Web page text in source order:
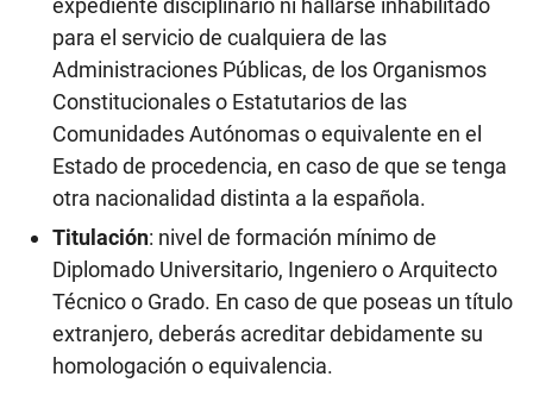
expediente disciplinario ni hallarse inhabilitado
para el servicio de cualquiera de las
Administraciones Públicas, de los Organismos
Constitucionales o Estatutarios de las
Comunidades Autónomas o equivalente en el
Estado de procedencia, en caso de que se tenga
otra nacionalidad distinta a la española.
Titulación: nivel de formación mínimo de
Diplomado Universitario, Ingeniero o Arquitecto
Técnico o Grado. En caso de que poseas un título
extranjero, deberás acreditar debidamente su
homologación o equivalencia.